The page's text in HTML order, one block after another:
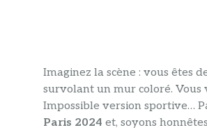
Imaginez la scène : vous êtes
survolant un mur coloré. Vous
Impossible version sportive…
Paris 2024 et, soyons